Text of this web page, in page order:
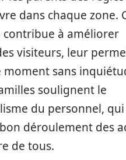
dans chaque zone.
contribue à améliorer
visiteurs, leur
moment sans
soulignent le
du personnel, qui
bon déroulement des
de tous.